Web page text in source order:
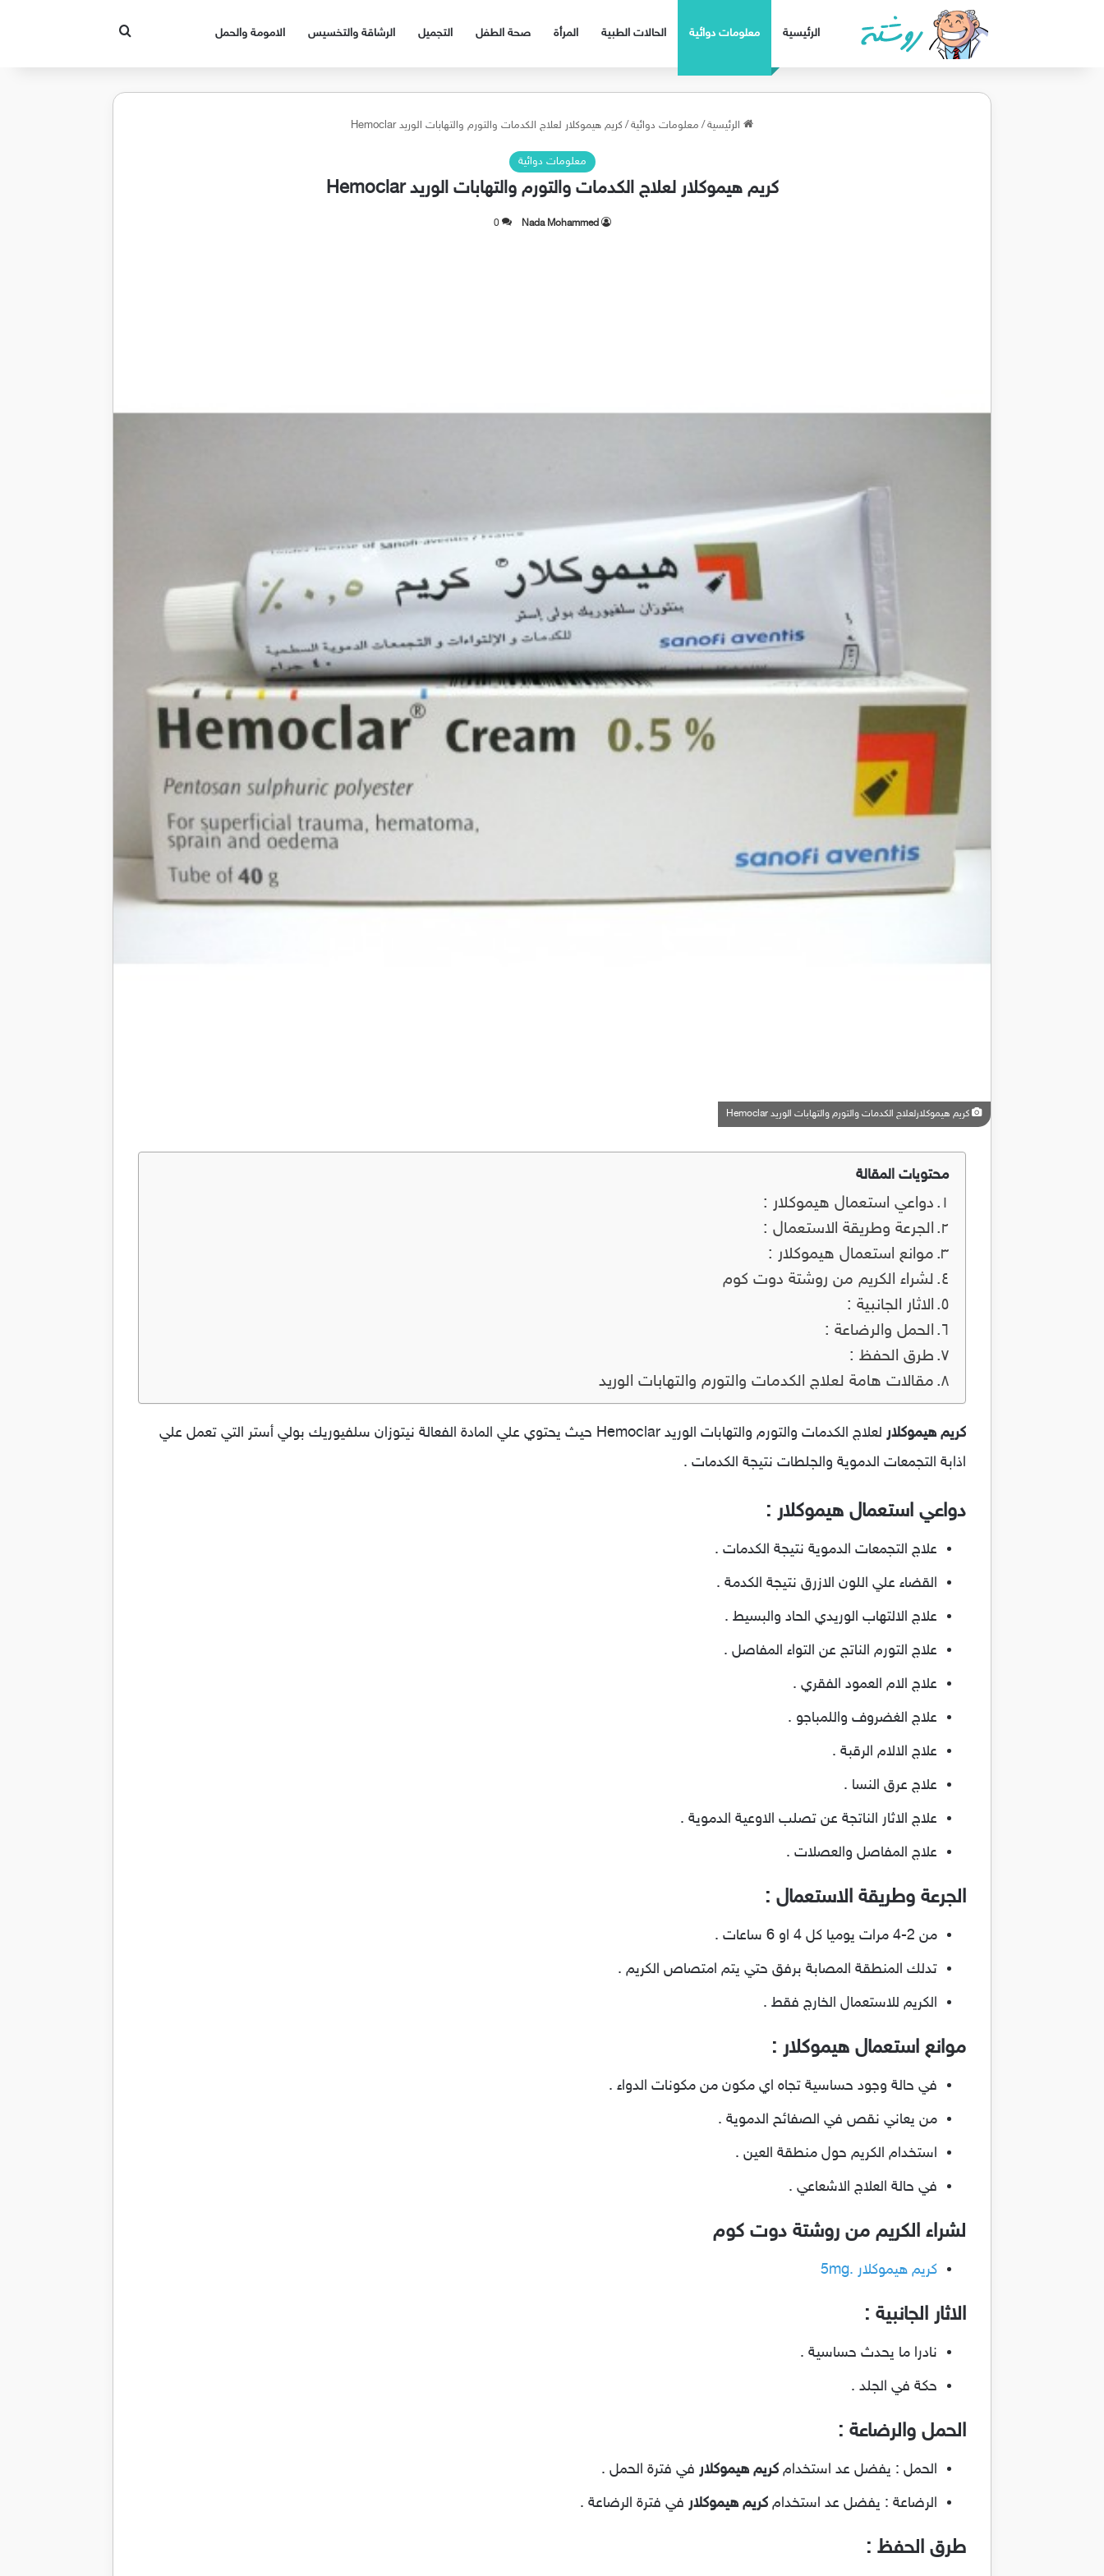
الرئيسية معلومات دوائية الحالات الطبية المرأة صحة الطفل التجميل الرشاقة والتخسيس الامومة والحمل بحث عن
الرئيسية/ معلومات دوائية/كريم هيموكلار لعلاج الكدمات والتورم والتهابات الوريد Hemoclar
معلومات دوائية
كريم هيموكلار لعلاج الكدمات والتورم والتهابات الوريد Hemoclar
Nada Mohammed
0
كريم هيموكلارلعلاج الكدمات والتورم والتهابات الوريد Hemoclar
محتويات المقالة
دواعي استعمال هيموكلار :
الجرعة وطريقة الاستعمال :
موانع استعمال هيموكلار :
لشراء الكريم من روشتة دوت كوم
الاثار الجانبية :
الحمل والرضاعة :
طرق الحفظ :
مقالات هامة لعلاج الكدمات والتورم والتهابات الوريد
كريم هيموكلار
لعلاج الكدمات والتورم والتهابات الوريد Hemoclar حيث يحتوي علي المادة الفعالة نيتوزان سلفيوريك بولي أستر التي تعمل علي
اذابة التجمعات الدموية والجلطات نتيجة الكدمات .
دواعي استعمال هيموكلار :
علاج التجمعات الدموية نتيجة الكدمات .
القضاء علي اللون الازرق نتيجة الكدمة .
علاج الالتهاب الوريدي الحاد والبسيط .
علاج التورم الناتج عن التواء المفاصل .
علاج الام العمود الفقري .
علاج الغضروف واللمباجو .
علاج الالام الرقبة .
علاج عرق النسا .
علاج الاثار الناتجة عن تصلب الاوعية الدموية .
علاج المفاصل والعصلات .
الجرعة وطريقة الاستعمال :
من 2-4 مرات يوميا كل 4 او 6 ساعات .
تدلك المنطقة المصابة برفق حتي يتم امتصاص الكريم .
الكريم للاستعمال الخارج فقط .
موانع استعمال هيموكلار :
في حالة وجود حساسية تجاه اي مكون من مكونات الدواء .
من يعاني نقص في الصفائح الدموية .
استخدام الكريم حول منطقة العين .
في حالة العلاج الاشعاعي .
لشراء الكريم من روشتة دوت كوم
كريم هيموكلار .5mg
الاثار الجانبية :
نادرا ما يحدث حساسية .
حكة في الجلد .
الحمل والرضاعة :
الحمل : يفضل عد استخدام كريم هيموكلار في فترة الحمل .
الرضاعة : يفضل عد استخدام كريم هيموكلار في فترة الرضاعة .
طرق الحفظ :